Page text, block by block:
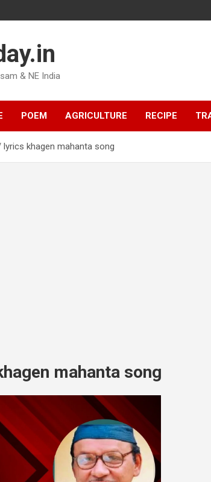
& NE India
POEM AGRICULTURE RECIPE
lyrics khagen mahanta song
mahanta song